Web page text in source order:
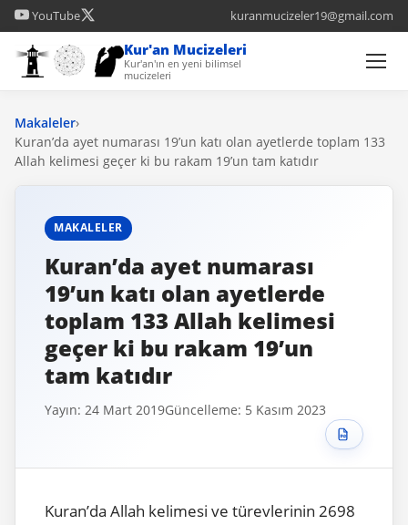
YouTube kuranmucizeler19@gmail.com
Kur'an Mucizeleri
Kur'an'ın en yeni bilimsel
mucizeleri
Makaleler›
Kuran’da ayet numarası 19’un katı olan ayetlerde toplam 133
Allah kelimesi geçer ki bu rakam 19’un tam katıdır
MAKALELER
Kuran’da ayet numarası
19’un katı olan ayetlerde
toplam 133 Allah kelimesi
geçer ki bu rakam 19’un
tam katıdır
Yayın: 24 Mart 2019Güncelleme: 5 Kasım 2023
Kuran’da Allah kelimesi ve türevlerinin 2698